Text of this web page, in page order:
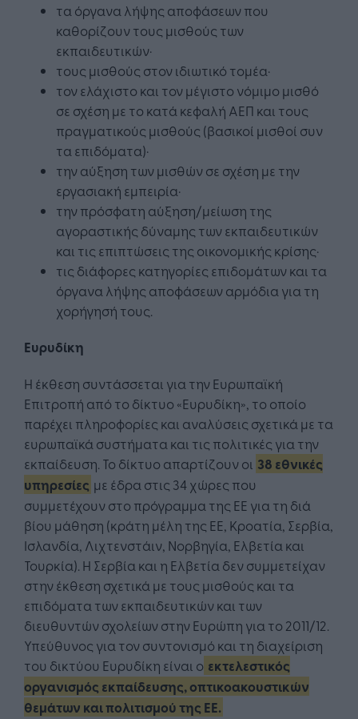
τα όργανα λήψης αποφάσεων που
καθορίζουν τους μισθούς των
εκπαιδευτικών·
τους μισθούς στον ιδιωτικό τομέα·
τον ελάχιστο και τον μέγιστο νόμιμο μισθό
σε σχέση με το κατά κεφαλή ΑΕΠ και τους
πραγματικούς μισθούς (βασικοί μισθοί συν
τα επιδόματα)·
την αύξηση των μισθών σε σχέση με την
εργασιακή εμπειρία·
την πρόσφατη αύξηση/μείωση της
αγοραστικής δύναμης των εκπαιδευτικών
και τις επιπτώσεις της οικονομικής κρίσης·
τις διάφορες κατηγορίες επιδομάτων και τα
όργανα λήψης αποφάσεων αρμόδια για τη
χορήγησή τους.
Ευρυδίκη
Η έκθεση συντάσσεται για την Ευρωπαϊκή
Επιτροπή από το δίκτυο «Ευρυδίκη», το οποίο
παρέχει πληροφορίες και αναλύσεις σχετικά με τα
ευρωπαϊκά συστήματα και τις πολιτικές για την
εκπαίδευση. Το δίκτυο απαρτίζουν οι 38 εθνικές
υπηρεσίες με έδρα στις 34 χώρες που
συμμετέχουν στο πρόγραμμα της ΕΕ για τη διά
βίου μάθηση (κράτη μέλη της ΕΕ, Κροατία, Σερβία,
Ισλανδία, Λιχτενστάιν, Νορβηγία, Ελβετία και
Τουρκία). Η Σερβία και η Ελβετία δεν συμμετείχαν
στην έκθεση σχετικά με τους μισθούς και τα
επιδόματα των εκπαιδευτικών και των
διευθυντών σχολείων στην Ευρώπη για το 2011/12.
Υπεύθυνος για τον συντονισμό και τη διαχείριση
του δικτύου Ευρυδίκη είναι ο εκτελεστικός
οργανισμός εκπαίδευσης, οπτικοακουστικών
θεμάτων και πολιτισμού της ΕΕ.